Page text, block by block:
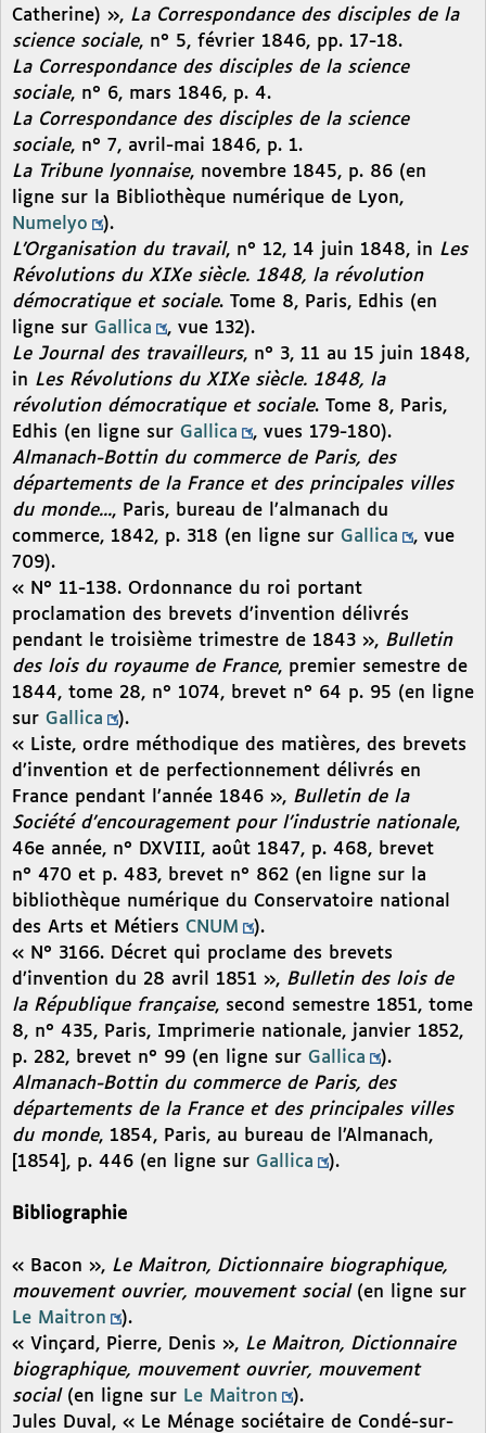
Catherine) », La Correspondance des disciples de la
science sociale, n° 5, février 1846, pp. 17-18.
La Correspondance des disciples de la science
sociale, n° 6, mars 1846, p. 4.
La Correspondance des disciples de la science
sociale, n° 7, avril-mai 1846, p. 1.
La Tribune lyonnaise, novembre 1845, p. 86 (en
ligne sur la Bibliothèque numérique de Lyon,
Numelyo
).
L’Organisation du travail, n° 12, 14 juin 1848, in Les
Révolutions du XIXe siècle. 1848, la révolution
démocratique et sociale. Tome 8, Paris, Edhis (en
ligne sur Gallica
, vue 132).
Le Journal des travailleurs, n° 3, 11 au 15 juin 1848,
in Les Révolutions du XIXe siècle. 1848, la
révolution démocratique et sociale. Tome 8, Paris,
Edhis (en ligne sur Gallica
, vues 179-180).
Almanach-Bottin du commerce de Paris, des
départements de la France et des principales villes
du monde..., Paris, bureau de l’almanach du
commerce, 1842, p. 318 (en ligne sur Gallica
, vue
709).
« N° 11-138. Ordonnance du roi portant
proclamation des brevets d’invention délivrés
pendant le troisième trimestre de 1843 », Bulletin
des lois du royaume de France, premier semestre de
1844, tome 28, n° 1074, brevet n° 64 p. 95 (en ligne
sur Gallica
).
« Liste, ordre méthodique des matières, des brevets
d’invention et de perfectionnement délivrés en
France pendant l’année 1846 », Bulletin de la
Société d’encouragement pour l’industrie nationale,
46e année, n° DXVIII, août 1847, p. 468, brevet
n° 470 et p. 483, brevet n° 862 (en ligne sur la
bibliothèque numérique du Conservatoire national
des Arts et Métiers CNUM
).
« N° 3166. Décret qui proclame des brevets
d’invention du 28 avril 1851 », Bulletin des lois de
la République française, second semestre 1851, tome
8, n° 435, Paris, Imprimerie nationale, janvier 1852,
p. 282, brevet n° 99 (en ligne sur Gallica
).
Almanach-Bottin du commerce de Paris, des
départements de la France et des principales villes
du monde, 1854, Paris, au bureau de l’Almanach,
[1854], p. 446 (en ligne sur Gallica ).
Bibliographie
« Bacon », Le Maitron, Dictionnaire biographique,
mouvement ouvrier, mouvement social(en ligne sur
Le Maitron
).
« Vinçard, Pierre, Denis », Le Maitron, Dictionnaire
biographique, mouvement ouvrier, mouvement
social(en ligne sur Le Maitron
).
Jules Duval, « Le Ménage sociétaire de Condé-sur-